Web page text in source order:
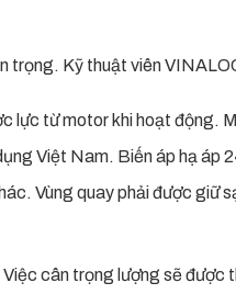
Kỹ thuật viên
từ motor khi hoạt động.
Việt Nam. Biến áp hạ
Vùng quay phải được giữ
cân trọng lượng sẽ